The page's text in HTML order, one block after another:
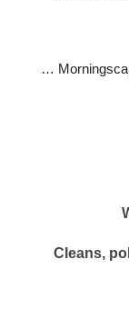
LePresso Morningscape Tumbler Mug Dual Sip - Pink